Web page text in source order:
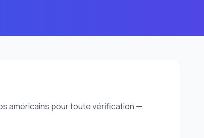
américains pour toute vérification —